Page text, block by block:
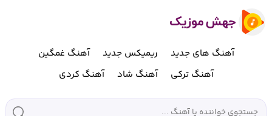
آهنگ های جدید ریمیکس جدید
آهنگ غمگین
آهنگ ترکی
آهنگ شاد آهنگ کردی